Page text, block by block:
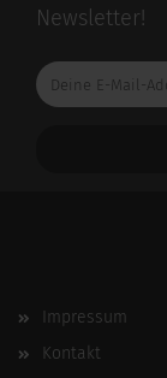
Newsletter!
Deine
E-
Impressum
Kontakt